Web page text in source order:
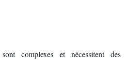
complexes et nécessitent des